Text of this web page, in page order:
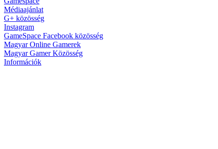
Médiaajánlat
G+ közösség
Instagram
GameSpace Facebook közösség
Magyar Online Gamerek
Magyar Gamer Közösség
Információk